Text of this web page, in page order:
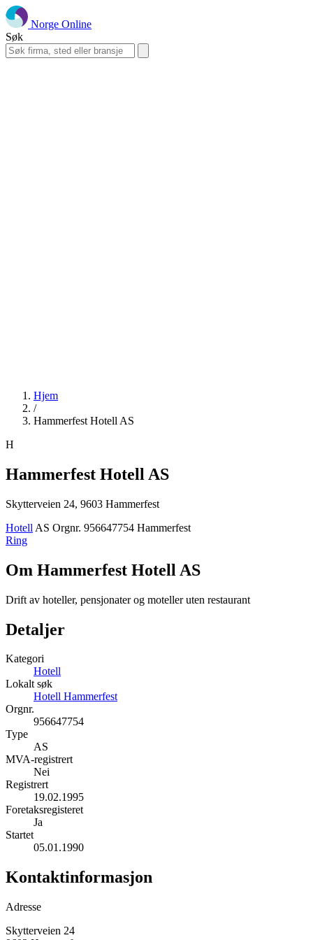
Norge Online
Søk
Hjem
/
Hammerfest Hotell AS
H
Hammerfest Hotell AS
Skytterveien 24, 9603 Hammerfest
Hotell AS Orgnr. 956647754 Hammerfest
Ring
Om Hammerfest Hotell AS
Drift av hoteller, pensjonater og moteller uten restaurant
Detaljer
Kategori
Hotell
Lokalt søk
Hotell Hammerfest
Orgnr.
956647754
Type
AS
MVA-registrert
Nei
Registrert
19.02.1995
Foretaksregisteret
Ja
Startet
05.01.1990
Kontaktinformasjon
Adresse
Skytterveien 24